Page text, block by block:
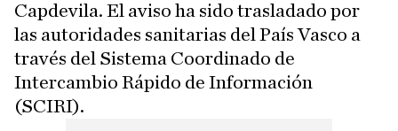
Capdevila. El aviso ha sido trasladado por
las autoridades sanitarias del País Vasco a
través del Sistema Coordinado de
Intercambio Rápido de Información
(SCIRI).